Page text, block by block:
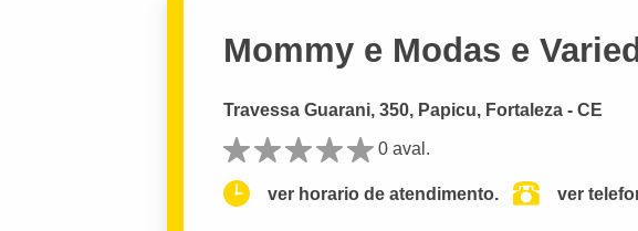
Mommy e Modas e
Travessa Guarani, 350, Papicu, Fortaleza - CE
0 aval.
ver horario de atendimento. ver